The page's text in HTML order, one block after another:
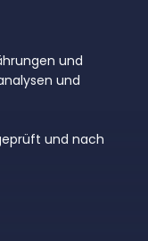
und
und
und nach